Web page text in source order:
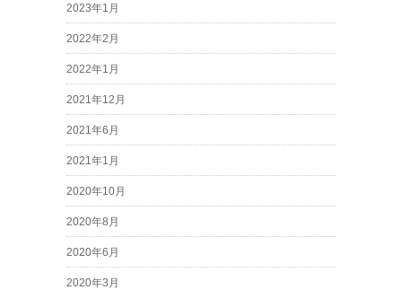
2023年1月
2022年2月
2022年1月
2021年12月
2021年6月
2021年1月
2020年10月
2020年8月
2020年6月
2020年3月